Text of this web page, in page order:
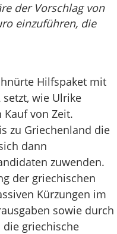
der Vorschlag von
einzuführen, die
Hilfspaket mit
wie Ulrike
Kauf von Zeit.
zu Griechenland die
dann
zuwenden.
der griechischen
Kürzungen im
sowie durch
griechische